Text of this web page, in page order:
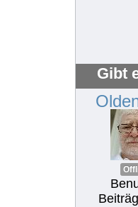
Gibt